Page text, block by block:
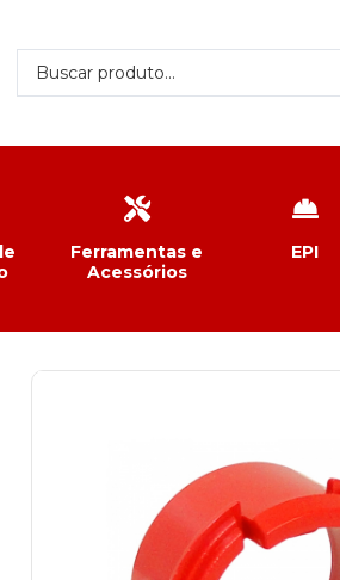
Ferramentas e
Acessórios
EPI